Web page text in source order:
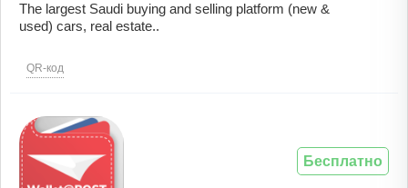
The largest Saudi buying and selling platform (new &
used) cars, real estate..
QR-код
Бесплатно